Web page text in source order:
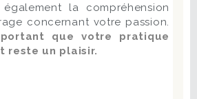
la compréhension
concernant votre passion.
que votre pratique
reste un plaisir.